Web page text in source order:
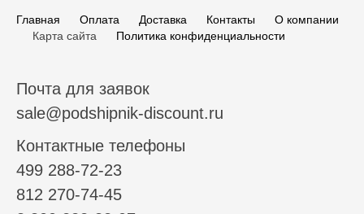
Главная Оплата Доставка Контакты
О компании
Карта сайта
Политика конфиденциальности
Почта для заявок
sale@podshipnik-discount.ru
Контактные телефоны
499 288-72-23
812 270-74-45